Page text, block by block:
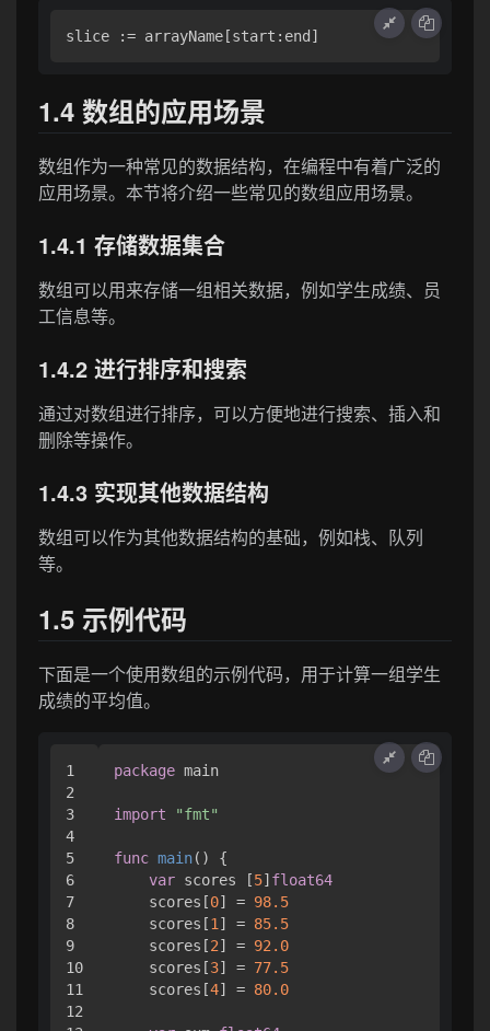
1.4 数组的应用场景
数组作为一种常见的数据结构，在编程中有着广泛的
应用场景。本节将介绍一些常见的数组应用场景。
1.4.1 存储数据集合
数组可以用来存储一组相关数据，例如学生成绩、员
工信息等。
1.4.2 进行排序和搜索
通过对数组进行排序，可以方便地进行搜索、插入和
删除等操作。
1.4.3 实现其他数据结构
数组可以作为其他数据结构的基础，例如栈、队列
等。
1.5 示例代码
下面是一个使用数组的示例代码，用于计算一组学生
成绩的平均值。
1
2
3
4
5
6
7
8
9
10
11
12
package main
import "fmt"
func main()
{
var scores [5] float64
    scores[
0] = 98.5
    scores[
1] = 85.5
    scores[
2] = 92.0
    scores[
3] = 77.5
    scores[
4] = 80.0